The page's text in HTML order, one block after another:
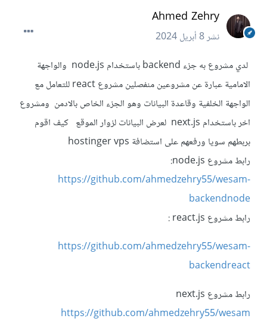
Ahmed Zehry
نشر8 أبريل 2024
لدي مشروع به جزء backend باستخدام node.js والواجهة
الامامية عبارة عن مشروعين منفصلين مشروع react للتعامل مع
الواجهة الخلفية وقاعدة البيانات وهو الجزء الخاص بالادمن ومشروع
اخر باستخدام next.js لعرض البيانات لزوار الموقع كيف اقوم
بربطهم سويا ورفعهم على استضافة hostinger vps
رابط مشروع node.js:
https://github.com/ahmedzehry55/wesam-
backendnode
رابط مشروع react.js
https://github.com/ahmedzehry55/wesam-
backendreact
رابط مشروع next.js
https://github.com/ahmedzehry55/wesam